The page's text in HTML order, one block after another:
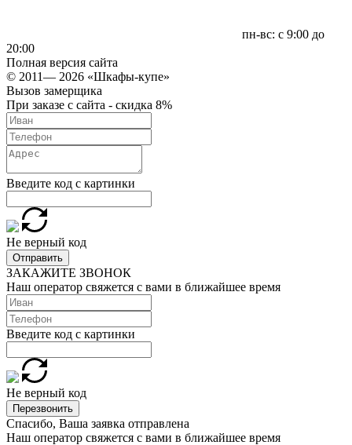
пн-вс: с 9:00 до
20:00
Полная версия сайта
© 2011— 2026 «Шкафы-купе»
Вызов замерщика
При заказе с сайта - скидка 8%
Введите код с картинки
Не верный код
Отправить
ЗАКАЖИТЕ ЗВОНОК
Наш оператор свяжется с вами в ближайшее время
Введите код с картинки
Не верный код
Перезвонить
Спасибо, Ваша заявка отправлена
Наш оператор свяжется с вами в ближайшее время